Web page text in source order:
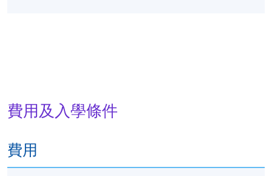
費用及入學條件
費用